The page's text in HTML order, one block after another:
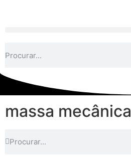
massa mecânica